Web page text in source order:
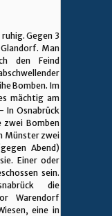
Gegen 3
Man
den Feind
Bomben. Im
mächtig am
In Osnabrück
zwei Bomben
Münster zwei
Abend)
Einer oder
sein.
die
Warendorf
eine in